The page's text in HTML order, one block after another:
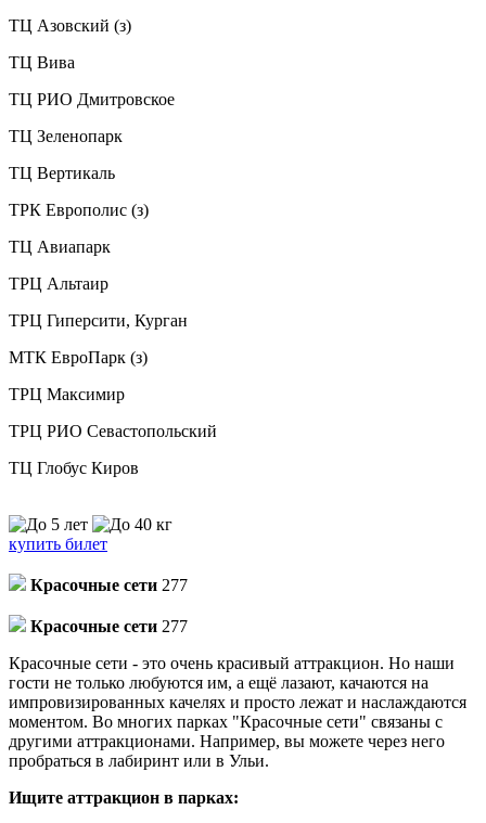
ТЦ Азовский (з)
ТЦ Вива
ТЦ РИО Дмитровское
ТЦ Зеленопарк
ТЦ Вертикаль
ТРК Европолис (з)
ТЦ Авиапарк
ТРЦ Альтаир
ТРЦ Гиперсити, Курган
МТК ЕвроПарк (з)
ТРЦ Максимир
ТРЦ РИО Севастопольский
ТЦ Глобус Киров
купить билет
Красочные сети 277
Красочные сети 277
Красочные сети - это очень красивый аттракцион. Но наши
гости не только любуются им, а ещё лазают, качаются на
импровизированных качелях и просто лежат и наслаждаются
моментом. Во многих парках "Красочные сети" связаны с
другими аттракционами. Например, вы можете через него
пробраться в лабиринт или в Ульи.
Ищите аттракцион в парках: